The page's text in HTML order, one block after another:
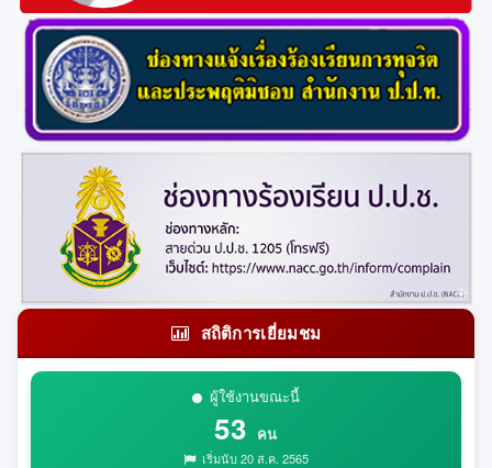
สถิติการเยี่ยมชม
ผู้ใช้งานขณะนี้
53 คน
เริ่มนับ 20 ส.ค. 2565